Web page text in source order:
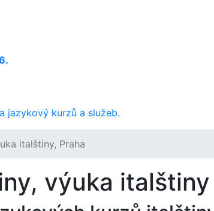
jazykový kurzů a služeb.
italštiny, Praha
výuka italštiny